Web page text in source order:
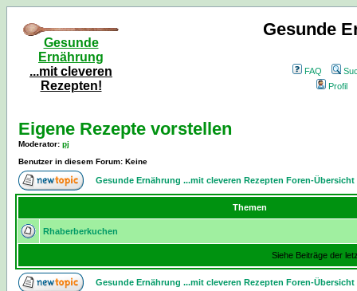
Gesunde
Ernährung
...mit cleveren
Rezepten!
Gesunde
FAQ
Profil
Eigene Rezepte vorstellen
Moderator: pj
Benutzer in diesem Forum: Keine
Gesunde Ernährung ...mit cleveren Rezepten Foren-Übersicht
Themen
Rhaberberkuchen
Siehe Beiträge der
Gesunde Ernährung ...mit cleveren Rezepten Foren-Übersicht